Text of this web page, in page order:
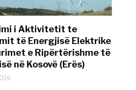
i Aktivitetit te
të Energjisë Elektrike
e Ripërtërishme të
në Kosovë (Erës)